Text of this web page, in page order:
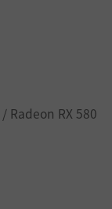
of Harvest
of Harvest
Radeon RX 580